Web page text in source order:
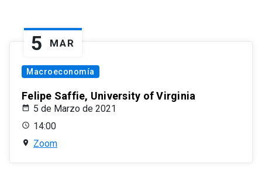
5 MAR
Macroeconomía
Felipe Saffie, University of Virginia
5 de Marzo de 2021
14:00
Zoom